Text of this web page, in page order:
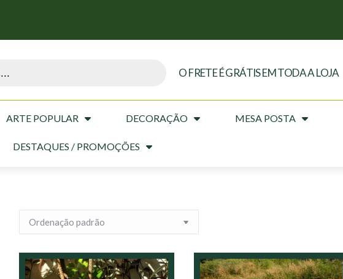
O FRETE É GRÁTIS EM TODA A LOJA
ARTE POPULAR DECORAÇÃO MESA POSTA
DESTAQUES / PROMOÇÕES